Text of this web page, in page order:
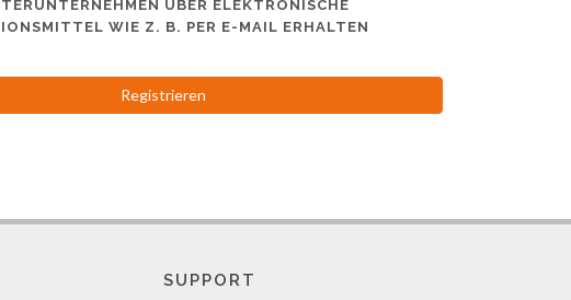
ÜBER ELEKTRONISCHE
WIE Z. B. PER E-MAIL ERHALTEN
Registrieren
SUPPORT